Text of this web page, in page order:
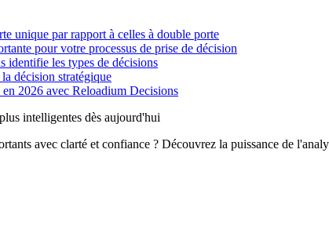
unique par rapport à celles à double porte
pour votre processus de prise de décision
identifie les types de décisions
décision stratégique
en 2026 avec Reloadium Decisions
intelligentes dès aujourd'hui
avec clarté et confiance ? Découvrez la puissance de